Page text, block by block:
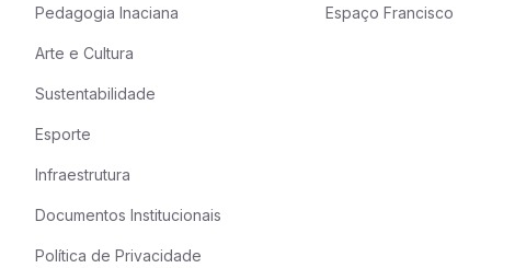
Pedagogia Inaciana
Arte e Cultura
Sustentabilidade
Esporte
Infraestrutura
Documentos Institucionais
Política de Privacidade
Espaço Francisco